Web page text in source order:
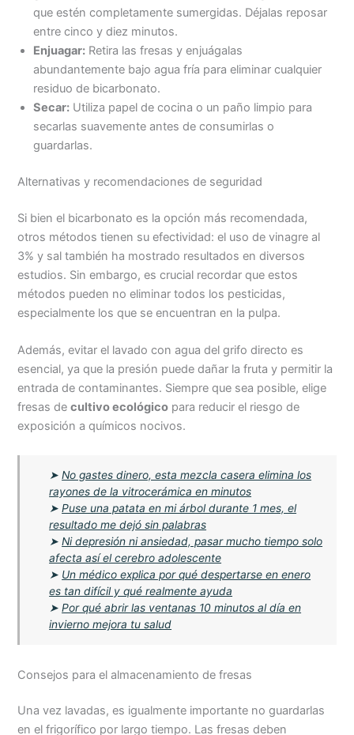
que estén completamente sumergidas. Déjalas reposar
entre cinco y diez minutos.
Enjuagar: Retira las fresas y enjuágalas
abundantemente bajo agua fría para eliminar cualquier
residuo de bicarbonato.
Secar: Utiliza papel de cocina o un paño limpio para
secarlas suavemente antes de consumirlas o
guardarlas.
Alternativas y recomendaciones de seguridad
Si bien el bicarbonato es la opción más recomendada,
otros métodos tienen su efectividad: el uso de vinagre al
3% y sal también ha mostrado resultados en diversos
estudios. Sin embargo, es crucial recordar que estos
métodos pueden no eliminar todos los pesticidas,
especialmente los que se encuentran en la pulpa.
Además, evitar el lavado con agua del grifo directo es
esencial, ya que la presión puede dañar la fruta y permitir la
entrada de contaminantes. Siempre que sea posible, elige
fresas decultivo ecológico para reducir el riesgo de
exposición a químicos nocivos.
➤No gastes dinero, esta mezcla casera elimina los
rayones de la vitrocerámica en minutos
➤Puse una patata en mi árbol durante 1 mes, el
resultado me dejó sin palabras
➤Ni depresión ni ansiedad, pasar mucho tiempo solo
afecta así el cerebro adolescente
➤ Un médico explica por qué despertarse en enero
es tan difícil y qué realmente ayuda
➤Por qué abrir las ventanas 10 minutos al día en
invierno mejora tu salud
Consejos para el almacenamiento de fresas
Una vez lavadas, es igualmente importante no guardarlas
en el frigorífico por largo tiempo. Las fresas deben